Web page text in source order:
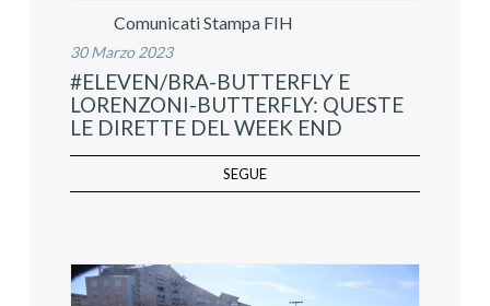
Comunicati Stampa FIH
30 Marzo 2023
#ELEVEN/BRA-BUTTERFLY E
LORENZONI-BUTTERFLY: QUESTE
LE DIRETTE DEL WEEK END
SEGUE